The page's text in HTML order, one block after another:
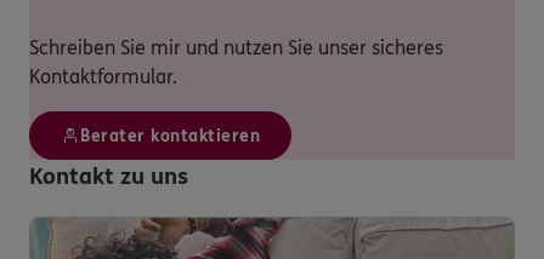
Schreiben Sie mir und nutzen Sie unser sicheres
Kontaktformular.
Berater kontaktieren
Kontakt zu uns